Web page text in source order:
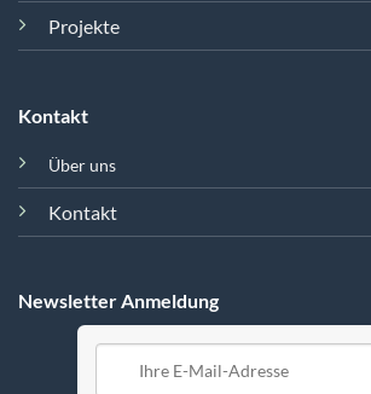
Projekte
Kontakt
Über uns
Kontakt
Newsletter Anmeldung